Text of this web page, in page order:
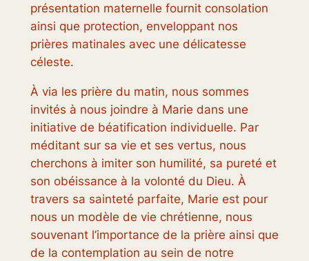
présentation maternelle fournit consolation
ainsi que protection, enveloppant nos
prières matinales avec une délicatesse
céleste.
À via les prière du matin, nous sommes
invités à nous joindre à Marie dans une
initiative de béatification individuelle. Par
méditant sur sa vie et ses vertus, nous
cherchons à imiter son humilité, sa pureté et
son obéissance à la volonté du Dieu. À
travers sa sainteté parfaite, Marie est pour
nous un modèle de vie chrétienne, nous
souvenant l’importance de la prière ainsi que
de la contemplation au sein de notre